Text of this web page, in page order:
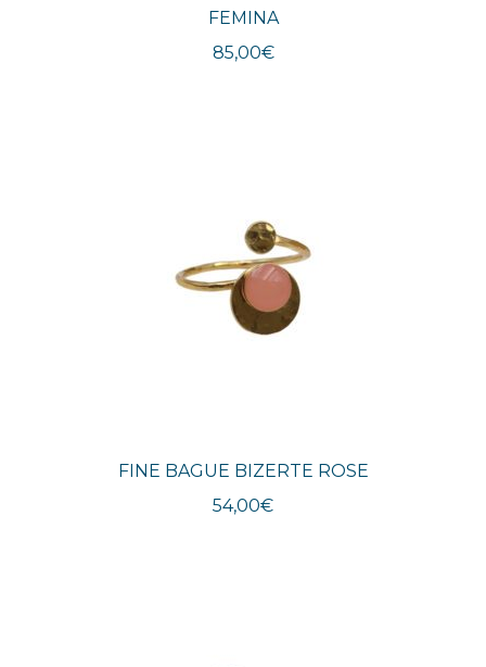
FEMINA
85,00€
FINE BAGUE BIZERTE ROSE
54,00€